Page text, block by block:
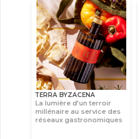
TERRA BYZACENA
La lumière d’un terroir
millénaire au service des
réseaux gastronomiques